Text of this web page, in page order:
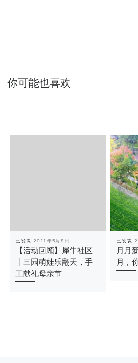
你可能也喜欢
已发表 2021年5月8日
【活动回顾】犀牛社区
丨三园萌娃乐翻天，手
工献礼母亲节
已发表
月月
月，